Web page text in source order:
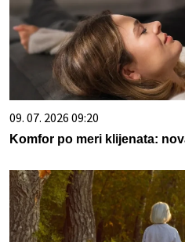
09. 07. 2026 09:20
Komfor po meri klijenata: